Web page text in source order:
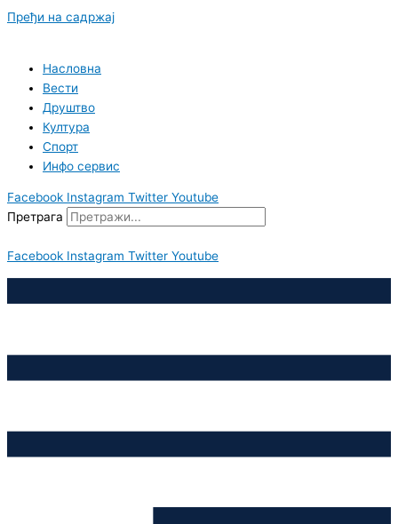
Пређи на садржај
Насловна
Вести
Друштво
Култура
Спорт
Инфо сервис
Facebook Instagram Twitter Youtube
Претрага
Facebook Instagram Twitter Youtube